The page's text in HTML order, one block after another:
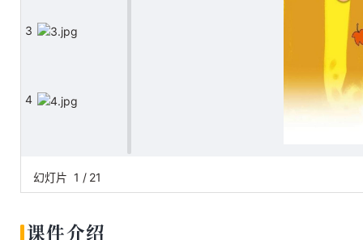
3
4
幻灯片 1 / 21
课件介绍